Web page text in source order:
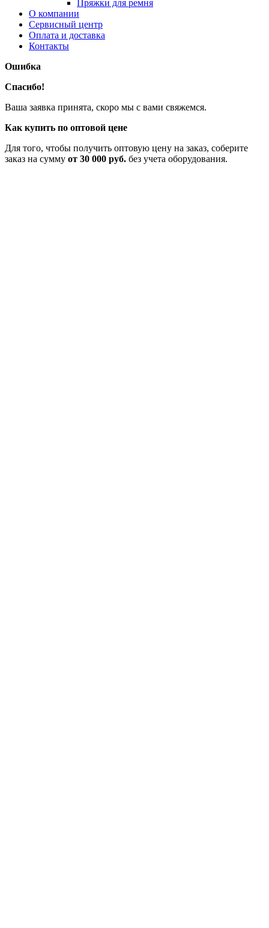
Пряжки для ремня
О компании
Сервисный центр
Оплата и доставка
Контакты
Ошибка
Спасибо!
Ваша заявка принята, скоро мы с вами свяжемся.
Как купить по оптовой цене
Для того, чтобы получить оптовую цену на заказ, соберите
заказ на сумму от 30 000 руб. без учета оборудования.